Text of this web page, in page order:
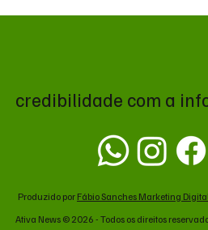
credibilidade com a
Produzido por Fábio Sanches Marketing
Ativa News © 2026 - Todos os direitos